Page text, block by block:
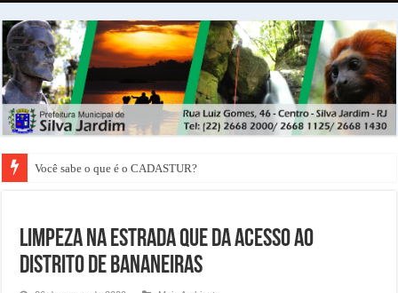
Você sabe o que é o CADASTUR?
Representantes da Caixa Econômica Federal vem a Silva Jardim conhecer
LIMPEZA NA ESTRADA QUE DA ACESSO AO
DISTRITO DE BANANEIRAS